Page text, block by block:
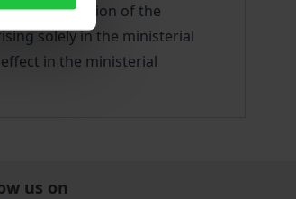
intention of the
solely in the ministerial
in the ministerial
us on